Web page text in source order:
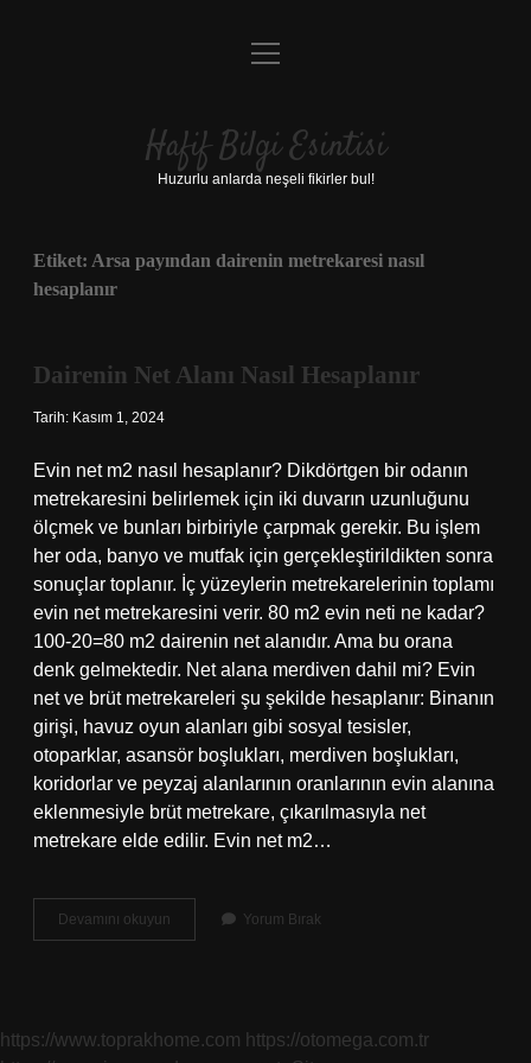
Anasayfa
Yasal Uyarı
menüyü
Hafif Bilgi Esintisi
Huzurlu anlarda neşeli fikirler bul!
Etiket: Arsa payından dairenin metrekaresi nasıl
hesaplanır
Dairenin Net Alanı Nasıl Hesaplanır
Tarih: Kasım 1, 2024
Evin net m2 nasıl hesaplanır? Dikdörtgen bir odanın
metrekaresini belirlemek için iki duvarın uzunluğunu
ölçmek ve bunları birbiriyle çarpmak gerekir. Bu işlem
her oda, banyo ve mutfak için gerçekleştirildikten sonra
sonuçlar toplanır. İç yüzeylerin metrekarelerinin toplamı
evin net metrekaresini verir. 80 m2 evin neti ne kadar?
100-20=80 m2 dairenin net alanıdır. Ama bu orana
denk gelmektedir. Net alana merdiven dahil mi? Evin
net ve brüt metrekareleri şu şekilde hesaplanır: Binanın
girişi, havuz oyun alanları gibi sosyal tesisler,
otoparklar, asansör boşlukları, merdiven boşlukları,
koridorlar ve peyzaj alanlarının oranlarının evin alanına
eklenmesiyle brüt metrekare, çıkarılmasıyla net
metrekare elde edilir. Evin net m2…
Devamını okuyun Dairenin
Net
Yorum Bırak
https://www.toprakhome.com https://otomega.com.tr